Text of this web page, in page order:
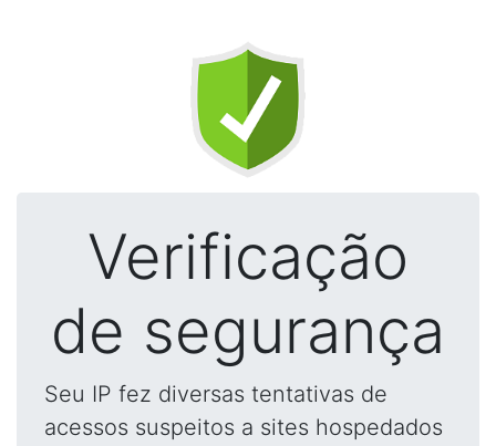
Verificação
de segurança
Seu IP fez diversas tentativas de
acessos suspeitos a sites hospedados